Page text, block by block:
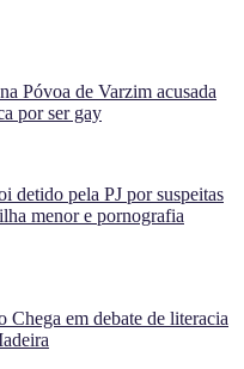
Póvoa de Varzim acusada
por ser gay
detido pela PJ por suspeitas
menor e pornografia
Chega em debate de literacia